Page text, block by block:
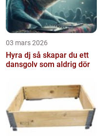
03 mars 2026
Hyra dj så skapar du ett
dansgolv som aldrig dör